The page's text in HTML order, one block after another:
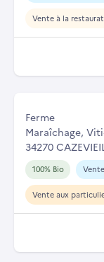
Vente à la
Ferme
Maraîchage,
34270
100% Bio
Vente aux